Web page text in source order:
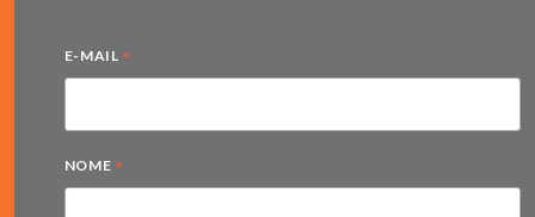
E-MAIL *
NOME *